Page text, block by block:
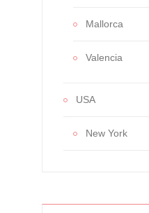
Mallorca
Valencia
USA
New York